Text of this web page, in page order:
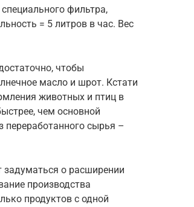
фильтра,
= 5 литров в час. Вес
чтобы
масло и шрот. Кстати
животных и птиц в
чем основной
переработанного сырья –
задуматься о расширении
производства
продуктов с одной